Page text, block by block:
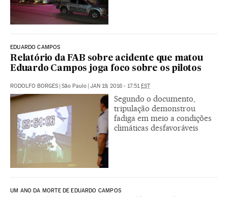
EDUARDO CAMPOS
Relatório da FAB sobre acidente que matou
Eduardo Campos joga foco sobre os pilotos
RODOLFO BORGES | São Paulo | JAN 19, 2016 - 17:51EST
Segundo o documento,
tripulação demonstrou
fadiga em meio a condições
climáticas desfavoráveis
UM ANO DA MORTE DE EDUARDO CAMPOS